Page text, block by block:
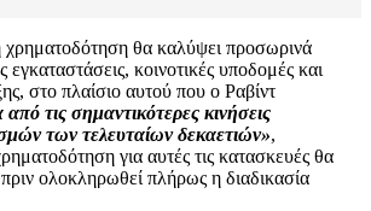
χρηματοδότηση θα καλύψει προσωρινά
εγκαταστάσεις, κοινοτικές υποδομές και
στο πλαίσιο αυτού που ο Ραβίντ
από τις σημαντικότερες κινήσεις
των τελευταίων δεκαετιών»,
για αυτές τις κατασκευές θα
ολοκληρωθεί πλήρως η διαδικασία